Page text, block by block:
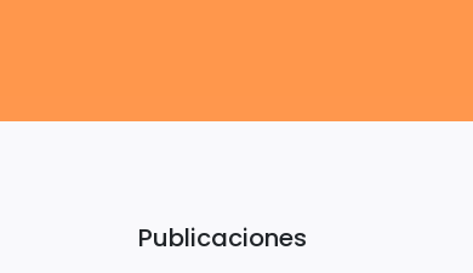
Publicaciones